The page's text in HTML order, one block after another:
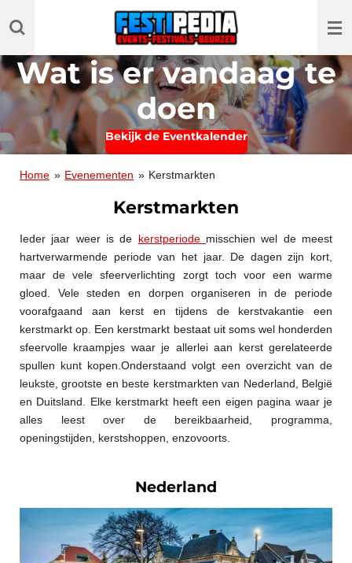
direct
de
hoofdinhoud
Wat is er vandaag te
doen
Bekijk de Eventkalender
Home » Evenementen » Kerstmarkten
Kerstmarkten
Ieder jaar weer is de kerstperiode misschien wel de meest
hartverwarmende periode van het jaar. De dagen zijn kort,
maar de vele sfeerverlichting zorgt toch voor een warme
gloed. Vele steden en dorpen organiseren in de periode
voorafgaand aan kerst en tijdens de kerstvakantie een
kerstmarkt op. Een kerstmarkt bestaat uit soms wel honderden
sfeervolle kraampjes waar je allerlei aan kerst gerelateerde
spullen kunt kopen.Onderstaand volgt een overzicht van de
leukste, grootste en beste kerstmarkten van Nederland, België
en Duitsland. Elke kerstmarkt heeft een eigen pagina waar je
alles leest over de bereikbaarheid, programma,
openingstijden, kerstshoppen, enzovoorts.
Nederland